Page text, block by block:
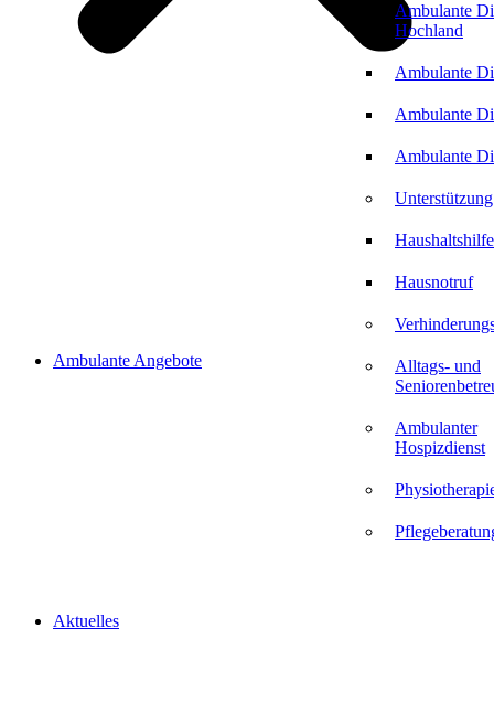
Aktuelles
Ambulante Angebote
Ambulante
Hochland
Ambulante
Ambulante
Ambulante
Haushaltshilfe
Hausnotruf
Alltags- und
Ambulanter
Hospizdienst